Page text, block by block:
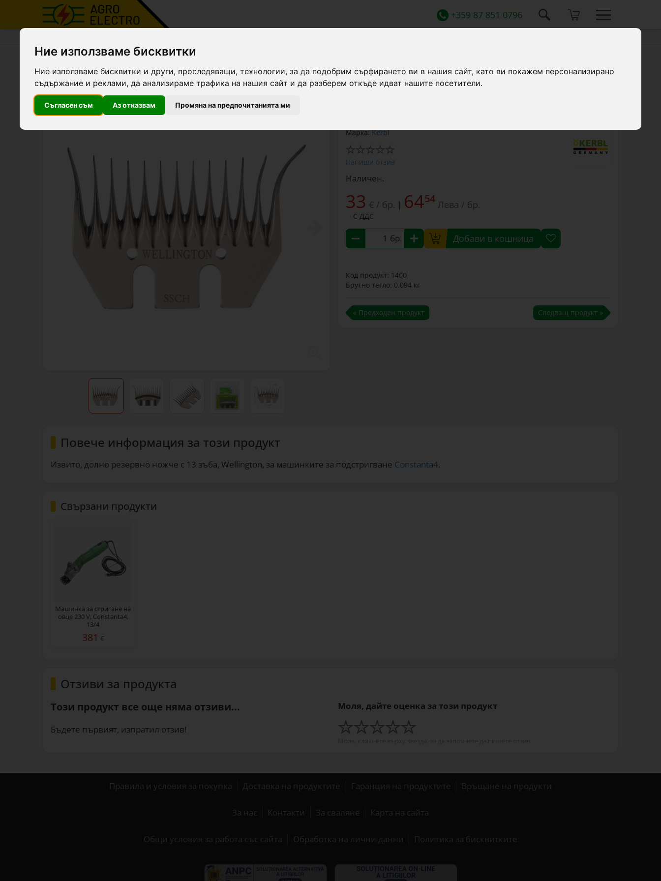
Ние използваме бисквитки
Ние използваме бисквитки и други, проследяващи, технологии, за да подобрим сърфирането ви в нашия сайт, като ви покажем персонализирано
съдържание и реклами, да анализираме трафика на нашия сайт и да разберем откъде идват нашите посетители.
Съгласен съм Аз отказвам Промяна на предпочитанията ми
+359 87 851 0796
Долен извит нож с 13 зъба, Wellington
Марка:Kerbl
Напиши отзив
Наличен.
33 € / бр. | 6454 Лева / бр.
С ДДС
бр. Добави в кошница
Код продукт: 1400
Брутно тегло: 0.094 кг
« Предходен продукт Следващ продукт »
Повече информация за този продукт
Извитo, долнo резервнo ножче с 13 зъба, Wellington, за машинките за подстригване Constanta4.
Свързани продукти
Машинка за стригане на
овце 230 V, Constanta4,
13/4
381 €
Отзиви за продукта
Този продукт все още няма отзиви...
Бъдете първият, изпратил отзив!
Моля, дайте оценка за този продукт
Правила и условия за покупка Доставка на продуктите Гаранция на продуктите Връщане на продукти
За нас Контакти За сваляне Карта на сайта
Общи условия за работа със сайта Обработка на лични данни Политика за бисквитките